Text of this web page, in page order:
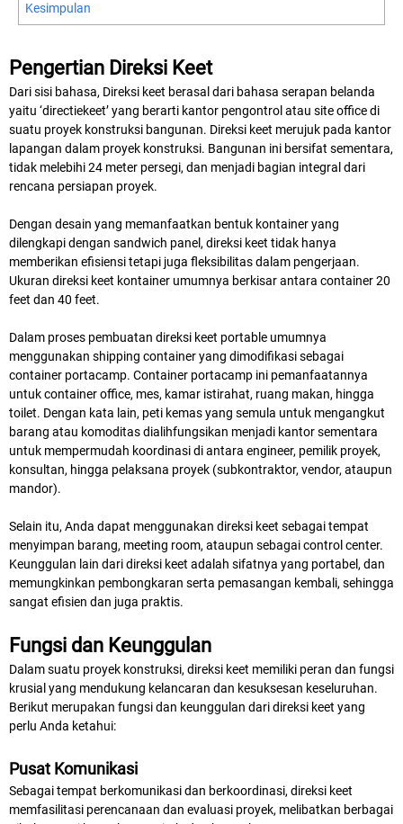
Kesimpulan
Pengertian Direksi Keet
Dari sisi bahasa, Direksi keet berasal dari bahasa serapan belanda
yaitu ‘directiekeet’ yang berarti kantor pengontrol atau site office di
suatu proyek konstruksi bangunan. Direksi keet merujuk pada kantor
lapangan dalam proyek konstruksi. Bangunan ini bersifat sementara,
tidak melebihi 24 meter persegi, dan menjadi bagian integral dari
rencana persiapan proyek.
Dengan desain yang memanfaatkan bentuk kontainer yang
dilengkapi dengan sandwich panel, direksi keet tidak hanya
memberikan efisiensi tetapi juga fleksibilitas dalam pengerjaan.
Ukuran direksi keet kontainer umumnya berkisar antara container 20
feet dan 40 feet.
Dalam proses pembuatan direksi keet portable umumnya
menggunakan shipping container yang dimodifikasi sebagai
container portacamp. Container portacamp ini pemanfaatannya
untuk container office, mes, kamar istirahat, ruang makan, hingga
toilet. Dengan kata lain, peti kemas yang semula untuk mengangkut
barang atau komoditas dialihfungsikan menjadi kantor sementara
untuk mempermudah koordinasi di antara engineer, pemilik proyek,
konsultan, hingga pelaksana proyek (subkontraktor, vendor, ataupun
mandor).
Selain itu, Anda dapat menggunakan direksi keet sebagai tempat
menyimpan barang, meeting room, ataupun sebagai control center.
Keunggulan lain dari direksi keet adalah sifatnya yang portabel, dan
memungkinkan pembongkaran serta pemasangan kembali, sehingga
sangat efisien dan juga praktis.
Fungsi dan Keunggulan
Dalam suatu proyek konstruksi, direksi keet memiliki peran dan fungsi
krusial yang mendukung kelancaran dan kesuksesan keseluruhan.
Berikut merupakan fungsi dan keunggulan dari direksi keet yang
perlu Anda ketahui:
Pusat Komunikasi
Sebagai tempat berkomunikasi dan berkoordinasi, direksi keet
memfasilitasi perencanaan dan evaluasi proyek, melibatkan berbagai